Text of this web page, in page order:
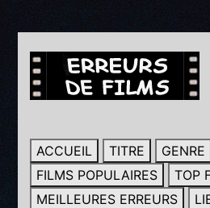
ACCUEIL TITRE GENRE
FILMS POPULAIRES
TOP
MEILLEURES ERREURS